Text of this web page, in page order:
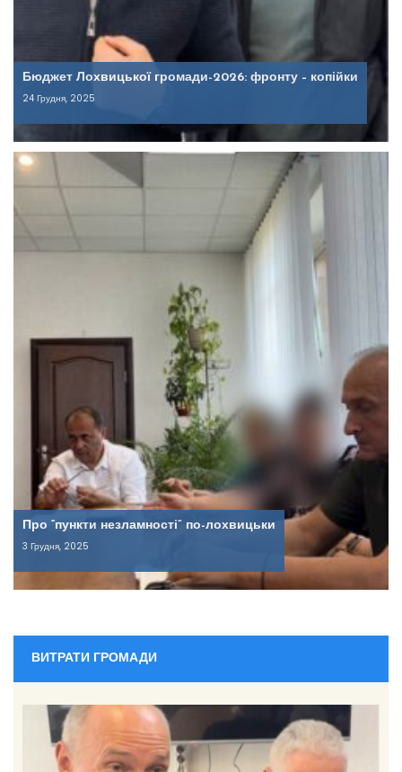
Бюджет Лохвицької громади-2026: фронту – копійки
24 Грудня, 2025
Про “пункти незламності” по-лохвицьки
3 Грудня, 2025
ВИТРАТИ ГРОМАДИ